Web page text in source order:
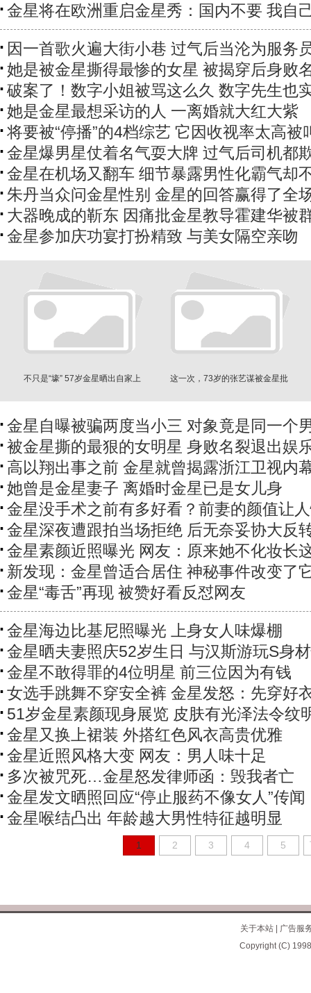
金星将在欧洲重启金星秀：国内不要 我自
因一首歌火遍大街小巷 过气后当沦为服务
她是被金星撕得最惨的女星 被揭穿后身败
破案了！数字小姐被骂这么久 数字先生也
她是金星最想采访的人 一离婚就大红大紫
将要被“停播”的4档综艺 它因收视率太高被
金星爆男星仗着名气耍大牌 过气后司机都
金星在机场又翻车 细节暴露男性化霸气却
朱丹当众问金星性别 金星的回答赢得了全
大器晚成的靳东 因痛批金星教导霍建华被
金星参加庆功宴打扮精致 与美女隔空亲吻
不只是“壕” 57岁金星晒出自家上
这一次，73岁的张艺谋被金星批
金星自曝被骗两度当小三 对象竟是同一个
被金星撕的最狠的女明星 身败名裂退出娱
高以翔出事之前 金星就曾揭露浙江卫视内
她曾是金星妻子 离婚时金星已是女儿身
金星没手术之前有多好看？前妻的颜值让
金星深夜遭跟拍当场拒绝 后无奈妥协大反
金星素颜近照曝光 网友：原来她不化妆长
新发现：金星曾适合居住 神秘事件改变了
金星“毒舌”再现 被赞好看反怼网友
金星海边比基尼照曝光 上身女人味爆棚
金星晒夫妻照庆52岁生日 与汉斯游玩S身
金星不敢得罪的4位明星 前三位因为有钱
女选手跳舞不穿安全裤 金星发怒：先穿好
51岁金星素颜现身展览 皮肤有光泽法令纹
金星又换上裙装 外搭红色风衣高贵优雅
金星近照风格大变 网友：男人味十足
多次被咒死…金星怒发律师函：毁我者亡
金星发文晒照回应“停止服药不像女人”传闻
金星喉结凸出 年龄越大男性特征越明显
1 2 3 4 5
关于本站|
广告服
Copyright (C)